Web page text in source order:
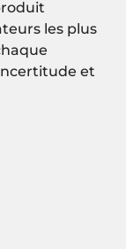
les plus
et